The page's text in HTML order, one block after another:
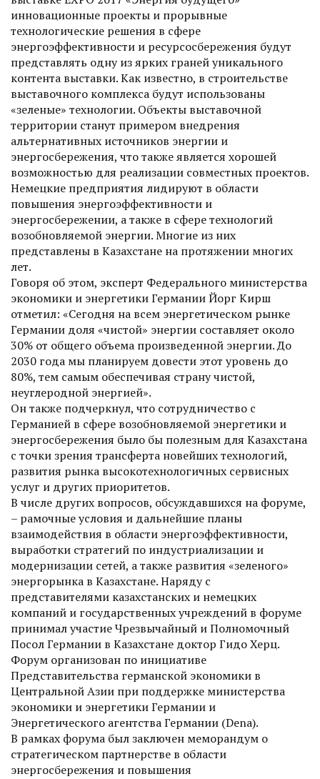
инновационные проекты и прорывные
технологические решения в сфере
энергоэффективности и ресурсосбережения будут
представлять одну из ярких граней уникального
контента выставки. Как известно, в строительстве
выставочного комплекса будут использованы
«зеленые» технологии. Объекты выставочной
территории станут примером внедрения
альтернативных источников энергии и
энергосбережения, что также является хорошей
возможностью для реализации совместных проектов.
Немецкие предприятия лидируют в области
повышения энергоэффективности и
энергосбережении, а также в сфере технологий
возобновляемой энергии. Многие из них
представлены в Казахстане на протяжении многих
лет.
Говоря об этом, эксперт Федерального министерства
экономики и энергетики Германии Йорг Кирш
отметил: «Сегодня на всем энергетическом рынке
Германии доля «чистой» энергии составляет около
30% от общего объема произведенной энергии. До
2030 года мы планируем довести этот уровень до
80%, тем самым обеспечивая страну чистой,
неуглеродной энергией».
Он также подчеркнул, что сотрудничество с
Германией в сфере возобновляемой энергетики и
энергосбережения было бы полезным для Казахстана
с точки зрения трансферта новейших технологий,
развития рынка высокотехнологичных сервисных
услуг и других приоритетов.
В числе других вопросов, обсуждавшихся на форуме,
– рамочные условия и дальнейшие планы
взаимодействия в области энергоэффективности,
выработки стратегий по индустриализации и
модернизации сетей, а также развития «зеленого»
энергорынка в Казахстане. Наряду с
представителями казахстанских и немецких
компаний и государственных учреждений в форуме
принимал участие Чрезвычайный и Полномочный
Посол Германии в Казахстане доктор Гидо Херц.
Форум организован по инициативе
Представительства германской экономики в
Центральной Азии при поддержке министерства
экономики и энергетики Германии и
Энергетического агентства Германии (Dena).
В рамках форума был заключен меморандум о
стратегическом партнерстве в области
энергосбережения и повышения